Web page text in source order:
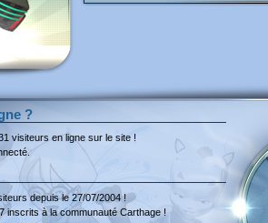
?
visiteurs en ligne sur le site !
depuis le 27/07/2004 !
inscritsà la communauté Carthage !